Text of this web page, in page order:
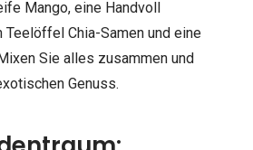
Mango, eine Handvoll
Teelöffel Chia-Samen und eine
Sie alles zusammen und
Genuss.